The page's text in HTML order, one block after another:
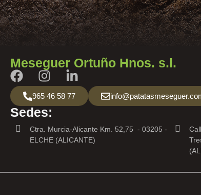
Meseguer Ortuño Hnos. s.l.
965 46 58 77
Sedes:
Ctra. Murcia-Alicante Km. 52,75 - 03205 -
ELCHE (ALICANTE)